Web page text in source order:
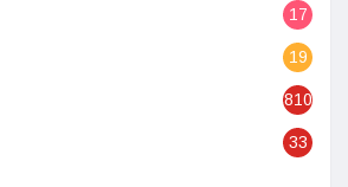
17
19
810
33